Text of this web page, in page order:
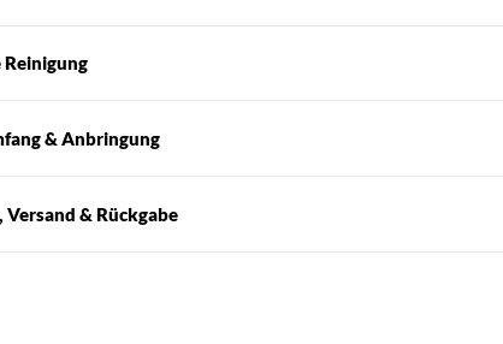
Reinigung
& Anbringung
Versand & Rückgabe